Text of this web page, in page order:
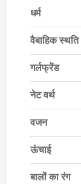
धर्म
वैबाहिक स्थति
गर्लफ्रेंड
नेट वर्थ
वजन
ऊंचाई
बालों का रंग